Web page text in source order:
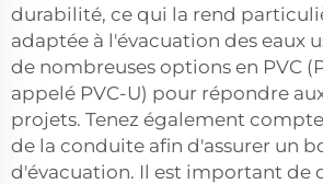
durabilité, ce qui la rend
adaptée à l'évacuation des eaux
de nombreuses options en PVC
appelé PVC-U) pour répondre
projets. Tenez également
de la conduite afin d'assurer un
d'évacuation. Il est important de